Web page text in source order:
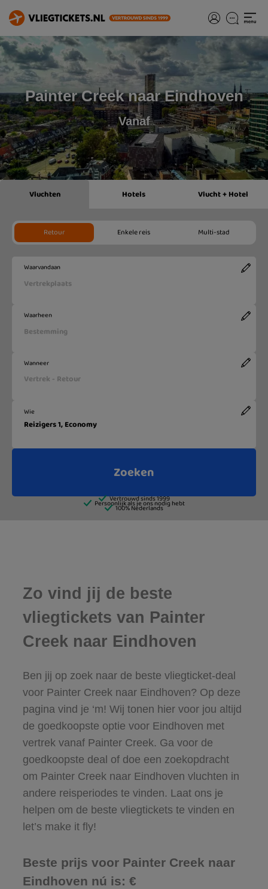
Painter Creek naar Eindhoven
Vanaf
Zo vind jij de beste
vliegtickets van Painter
Creek naar Eindhoven
Ben jij op zoek naar de beste vliegticket-deal
voor Painter Creek naar Eindhoven? Op deze
pagina vind je ‘m! Wij tonen hier voor jou altijd
de goedkoopste optie voor Eindhoven met
vertrek vanaf Painter Creek. Ga voor de
goedkoopste deal of doe een zoekopdracht
om Painter Creek naar Eindhoven vluchten in
andere reisperiodes te vinden. Laat ons je
helpen om de beste vliegtickets te vinden en
let’s make it fly!
Beste prijs voor Painter Creek naar
Eindhoven nú is: €